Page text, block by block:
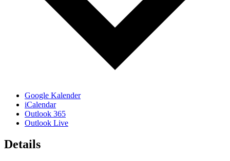
Google Kalender
iCalendar
Outlook 365
Outlook Live
Details